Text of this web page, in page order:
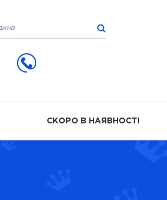
СКОРО В НАЯВНОСТІ